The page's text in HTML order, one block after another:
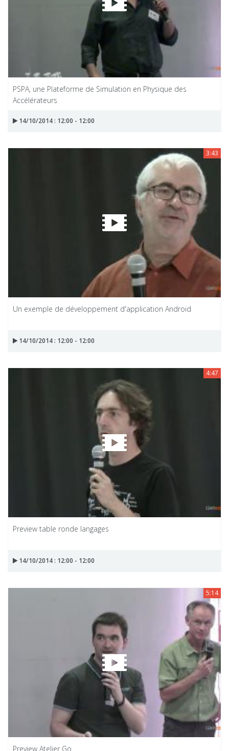
PSPA, une Plateforme de Simulation en Physique des
Accélérateurs
14/10/2014 : 12:00 - 12:00
3:43
Un exemple de développement d'application Android
14/10/2014 : 12:00 - 12:00
4:47
Preview table ronde langages
14/10/2014 : 12:00 - 12:00
5:14
Preview Atelier Go